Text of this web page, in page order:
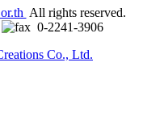
All rights reserved.
0-2241-3906
Co., Ltd.